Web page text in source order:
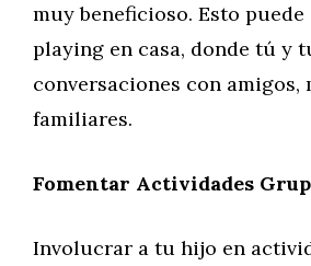
muy beneficioso. Esto
playing en casa, donde tú y
conversaciones con amigos,
familiares.
Fomentar Actividades
Involucrar a tu hijo en